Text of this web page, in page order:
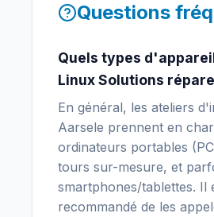
Questions
Quels types
Linux Solutions
En général, les ateliers
Aarsele prennent en
ordinateurs portables
tours sur-mesure, et
smartphones/tablettes. Il
recommandé de les